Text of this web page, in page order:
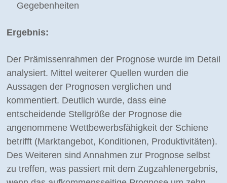
Gegebenheiten
Ergebnis:
Der Prämissenrahmen der Prognose wurde im Detail
analysiert. Mittel weiterer Quellen wurden die
Aussagen der Prognosen verglichen und
kommentiert. Deutlich wurde, dass eine
entscheidende Stellgröße der Prognose die
angenommene Wettbewerbsfähigkeit der Schiene
betrifft (Marktangebot, Konditionen, Produktivitäten).
Des Weiteren sind Annahmen zur Prognose selbst
zu treffen, was passiert mit dem Zugzahlenergebnis,